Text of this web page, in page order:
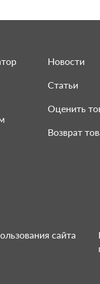
Новости
Статьи
Оценить
Возврат
сайта